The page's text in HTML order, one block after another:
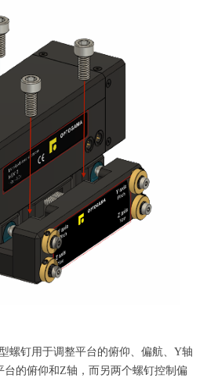
螺钉用于调整平台的俯仰、偏航、Y轴
台的俯仰和 Z轴，而另两个螺钉控制偏